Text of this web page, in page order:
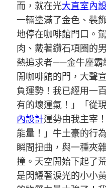
而，就在光大直室內
一輛塗滿了金色、裝
地停在咖啡館門口。
肉、戴著鑽石項圈的
熱追求者——金牛座霸
開咖啡館的門，大聲
負運勢！我已經用一
有的壞運氣！」「從
內設計運勢由我主宰
能量！」牛土豪的行
瞬間扭曲，與一種夾
撞。天空開始下起了
是閃耀著淚光的小小